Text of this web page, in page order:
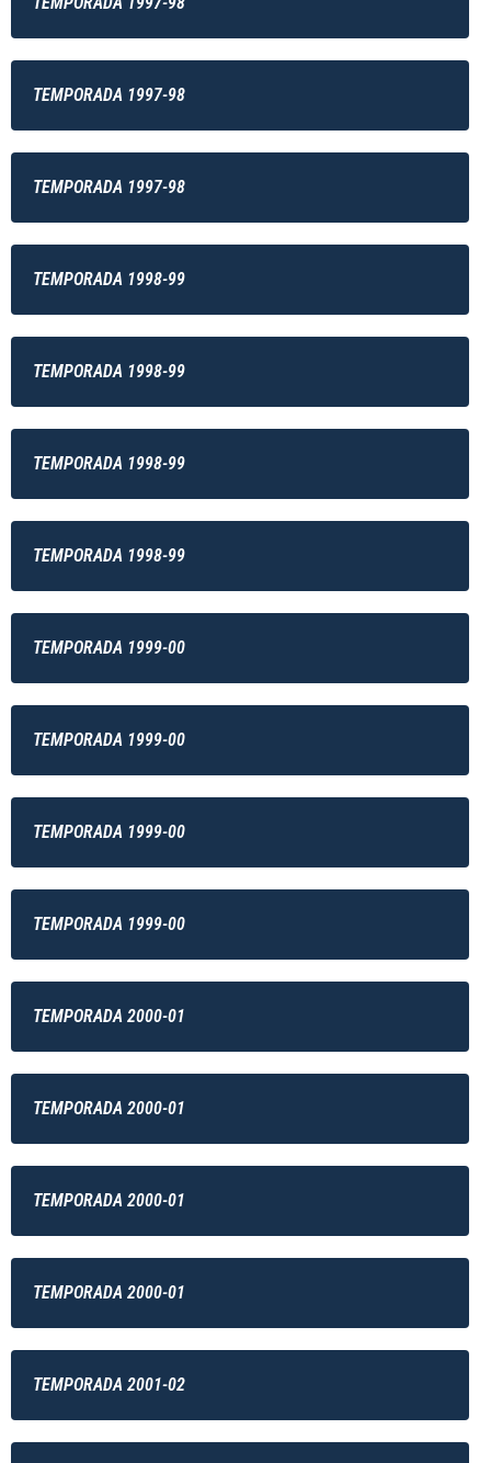
TEMPORADA 1997-98
TEMPORADA 1997-98
TEMPORADA 1998-99
TEMPORADA 1998-99
TEMPORADA 1998-99
TEMPORADA 1998-99
TEMPORADA 1999-00
TEMPORADA 1999-00
TEMPORADA 1999-00
TEMPORADA 1999-00
TEMPORADA 2000-01
TEMPORADA 2000-01
TEMPORADA 2000-01
TEMPORADA 2000-01
TEMPORADA 2001-02